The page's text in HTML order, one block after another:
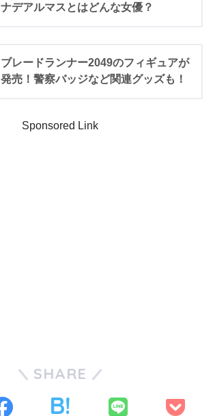
ナデアルマスとはどんな女優？
ブレードランナー2049のフィギュアが
発売！警察バッジなど関連グッズも！
Sponsored Link
SHARE